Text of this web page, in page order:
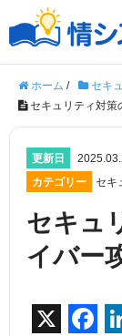
ホーム / セキ
セキュリティ対策
更新日
カテゴリー
セキ
セキュ
イバー
X
F